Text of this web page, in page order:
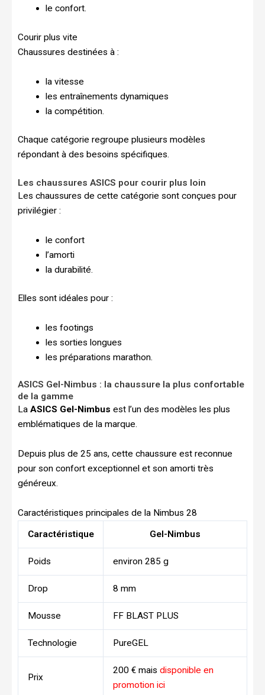
le confort.
Courir plus vite
Chaussures destinées à :
la vitesse
les entraînements dynamiques
la compétition.
Chaque catégorie regroupe plusieurs modèles
répondant à des besoins spécifiques.
Les chaussures ASICS pour courir plus loin
Les chaussures de cette catégorie sont conçues pour
privilégier :
le confort
l’amorti
la durabilité.
Elles sont idéales pour :
les footings
les sorties longues
les préparations marathon.
ASICS Gel-Nimbus : la chaussure la plus confortable
de la gamme
La ASICS Gel-Nimbus est l’un des modèles les plus
emblématiques de la marque.
Depuis plus de 25 ans, cette chaussure est reconnue
pour son confort exceptionnel et son amorti très
généreux.
Caractéristiques principales de la Nimbus 28
Caractéristique
Gel-Nimbus
Poids environ 285 g
Drop 8 mm
Mousse FF BLAST PLUS
Technologie PureGEL
Prix
200 € mais disponible en
promotion ici